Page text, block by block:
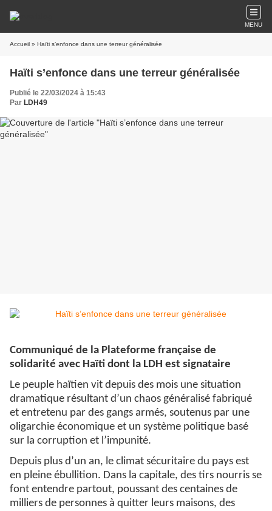
MENU
Accueil » Haïti s’enfonce dans une terreur généralisée
Haïti s’enfonce dans une terreur généralisée
Publié le 22/03/2024 à 15:43
Par LDH49
Communiqué de la Plateforme française de
solidarité avec Haïti dont la LDH est signataire
Le peuple haïtien vit depuis des mois une situation
dramatique résultant d’un chaos généralisé fabriqué
et entretenu par des gangs armés, soutenus par une
oligarchie économique et un système politique basé
sur la corruption et l’impunité.
Depuis plus d’un an, le climat sécuritaire du pays est
en pleine ébullition. Dans la capitale, des tirs nourris se
font entendre partout, poussant des centaines de
milliers de personnes à quitter leurs maisons, des